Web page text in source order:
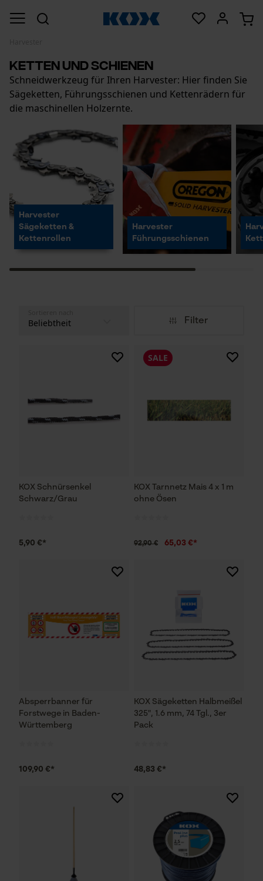
Ketten und Schienen
Schneidwerkzeug für Ihren Harvester: Hier finden Sie
Sägeketten, Führungsschienen und Kettenrädern für
die maschinellen Holzernte.
Harvester
Sägeketten &
Kettenrollen
Harvester
Führungsschienen
Filter
KOX Schnürsenkel
Schwarz/Grau
5,90 €*
KOX Tarnnetz Mais 4 x 1 m
ohne Ösen
SALE
92,90 € 65,03 €*
Absperrbanner für
Forstwege in Baden-
Württemberg
109,90 €*
KOX Sägeketten Halbmeißel
325", 1.6 mm, 74 Tgl., 3er
Pack
48,83 €*